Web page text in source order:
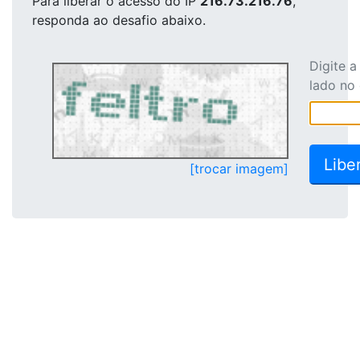
responda ao desafio abaixo.
[trocar imagem]
Digite
lado no